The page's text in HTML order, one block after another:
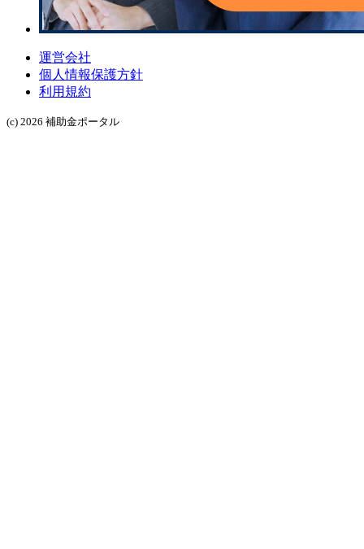
運営会社
個人情報保護方針
利用規約
(c) 2026 補助金ポータル